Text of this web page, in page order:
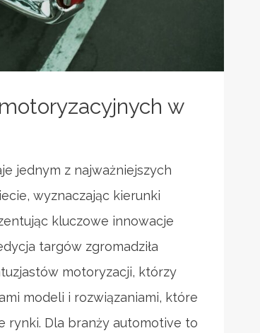
w
jednym z najważniejszych
wyznaczając kierunki
kluczowe innowacje
targów zgromadziła
motoryzacji, którzy
modeli i rozwiązaniami, które
rynki. Dla branży automotive to